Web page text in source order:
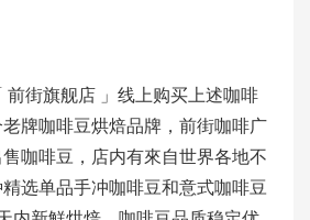
前街旗舰店 」线上购买上述咖啡
牌咖啡豆烘焙品牌，前街咖啡广
咖啡豆，店内有來自世界各地不
选单品手冲咖啡豆和意式咖啡豆